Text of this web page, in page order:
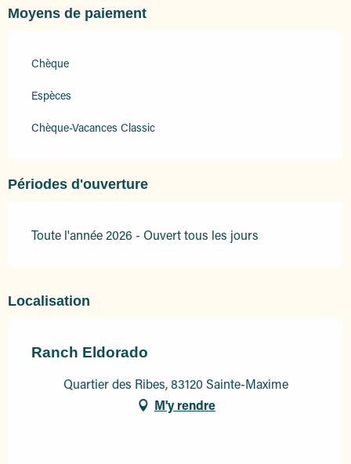
Moyens de paiement
Chèque
Espèces
Chèque-Vacances Classic
Périodes d'ouverture
Toute l'année 2026 - Ouvert tous les jours
Localisation
Ranch Eldorado
Quartier des Ribes, 83120 Sainte-Maxime
M'y rendre